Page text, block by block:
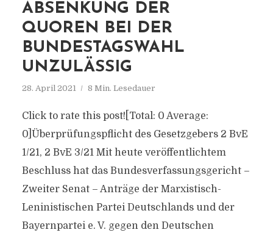
ABSENKUNG DER
QUOREN BEI DER
BUNDESTAGSWAHL
UNZULÄSSIG
28. April 2021 8 Min. Lesedauer
Click to rate this post![Total: 0 Average:
0]Überprüfungspflicht des Gesetzgebers 2 BvE
1/21, 2 BvE 3/21 Mit heute veröffentlichtem
Beschluss hat das Bundesverfassungsgericht –
Zweiter Senat – Anträge der Marxistisch-
Leninistischen Partei Deutschlands und der
Bayernpartei e. V. gegen den Deutschen